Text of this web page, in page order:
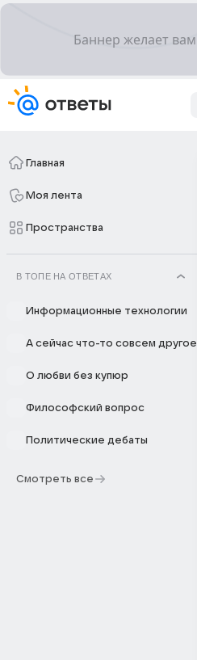
Главная
Моя лента
Пространства
В ТОПЕ НА ОТВЕТАХ
Информационные технологии
А сейчас что-то совсем другое
О любви без купюр
Философский вопрос
Политические дебаты
Смотреть все